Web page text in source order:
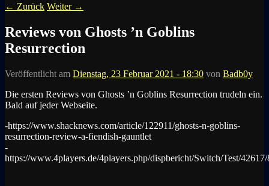
← Zurück Weiter →
Reviews von Ghosts ’n Goblins
Resurrection
Veröffentlicht am Dienstag, 23 Februar 2021 - 18:30 von Badb0y
Die ersten Reviews von Ghosts ’n Goblins Resurrection trudeln ein.
Bald auf jeder Webseite.
-https://www.shacknews.com/article/122911/ghosts-n-goblins-
resurrection-review-a-fiendish-gauntlet
-
https://www.4players.de/4players.php/dispbericht/Switch/Test/